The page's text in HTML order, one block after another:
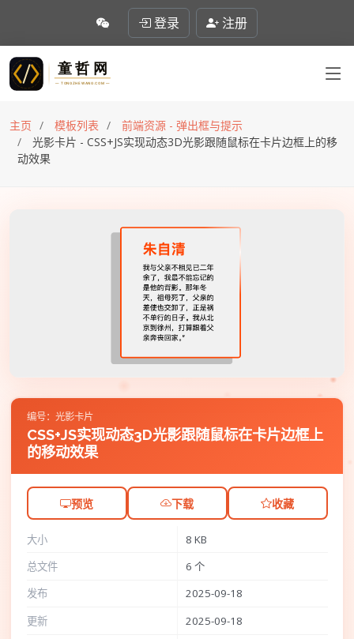
登录 注册
主页 模板列表
前端资源 - 弹出框与提示
光影卡片 - CSS+JS实现动态3D光影跟随鼠标在卡片边框上的移
动效果
编号：光影卡片
CSS+JS实现动态3D光影跟随鼠标在卡片边框上
的移动效果
预览 下载 收藏
大小
8 KB
总文件
6 个
发布
2025-09-18
更新
2025-09-18